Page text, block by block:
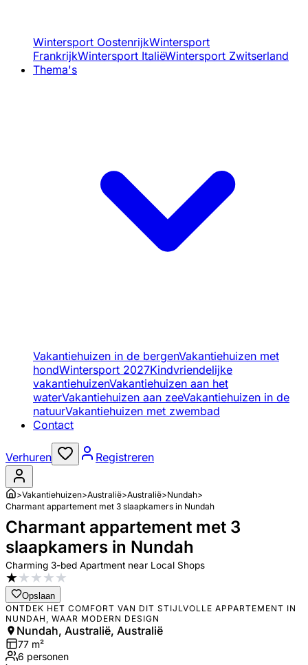
Wintersport OostenrijkWintersport
FrankrijkWintersport ItaliëWintersport Zwitserland
Thema's
Vakantiehuizen in de bergenVakantiehuizen met
hondWintersport 2027Kindvriendelijke
vakantiehuizenVakantiehuizen aan het
waterVakantiehuizen aan zeeVakantiehuizen in de
natuurVakantiehuizen met zwembad
Contact
Verhuren Registreren
>Vakantiehuizen>Australië>Australië>Nundah>
Charmant appartement met 3 slaapkamers in Nundah
Charmant appartement met 3
slaapkamers in Nundah
Charming 3-bed Apartment near Local Shops
★★★★★
Opslaan
ONTDEK HET COMFORT VAN DIT STIJLVOLLE APPARTEMENT IN
NUNDAH, WAAR MODERN DESIGN
Nundah, Australië, Australië
77 m²
6 personen